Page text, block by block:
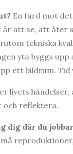
En färd mot
att se, att åter
tekniska
yta byggs
ett bildrum. Tid
livets
och reflektera.
dig där du